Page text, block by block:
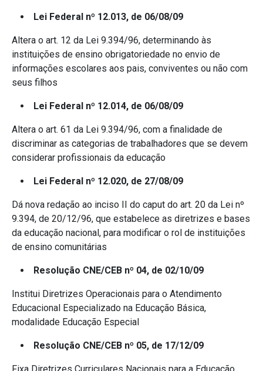
Lei Federal nº 12.013, de 06/08/09
Altera o art. 12 da Lei 9.394/96, determinando às
instituições de ensino obrigatoriedade no envio de
informações escolares aos pais, conviventes ou não com
seus filhos
Lei Federal nº 12.014, de 06/08/09
Altera o art. 61 da Lei 9.394/96, com a finalidade de
discriminar as categorias de trabalhadores que se devem
considerar profissionais da educação
Lei Federal nº 12.020, de 27/08/09
Dá nova redação ao inciso II do caput do art. 20 da Lei nº
9.394, de 20/12/96, que estabelece as diretrizes e bases
da educação nacional, para modificar o rol de instituições
de ensino comunitárias
Resolução CNE/CEB nº 04, de 02/10/09
Institui Diretrizes Operacionais para o Atendimento
Educacional Especializado na Educação Básica,
modalidade Educação Especial
Resolução CNE/CEB nº 05, de 17/12/09